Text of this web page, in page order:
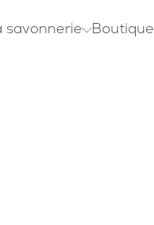
savonnerie Boutique